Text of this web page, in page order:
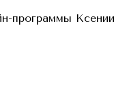
программы